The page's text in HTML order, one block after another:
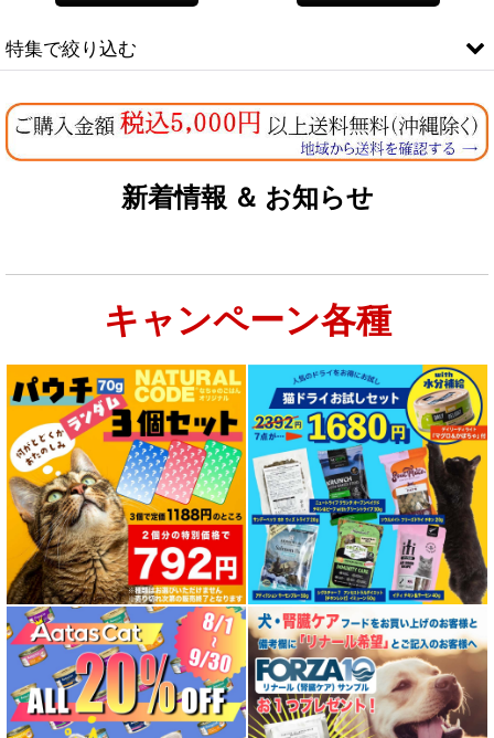
特集で絞り込む
なちゅのオリジナルセット
お試しドライフード少量パック犬用
特集：大型犬＆多頭飼い用：セット＆大袋ドッグフード
特集 グリーントライプ（第４胃）とは
特集 フリーズドライ
特集 エアドライフード
特殊製法のドッグフード
特殊製法のキャットフード
全年齢対応 フード for DOG
新着情報 ＆ お知らせ
キャンペーン各種